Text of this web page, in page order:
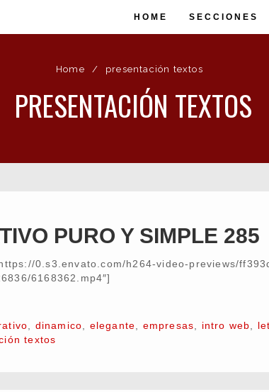
HOME SECCIONES
Home / presentación textos
PRESENTACIÓN TEXTOS
PURO Y SIMPLE 285
0.s3.envato.com/h264-video-previews/
6168362.mp4″]
dinamico elegante empresas intro web
textos